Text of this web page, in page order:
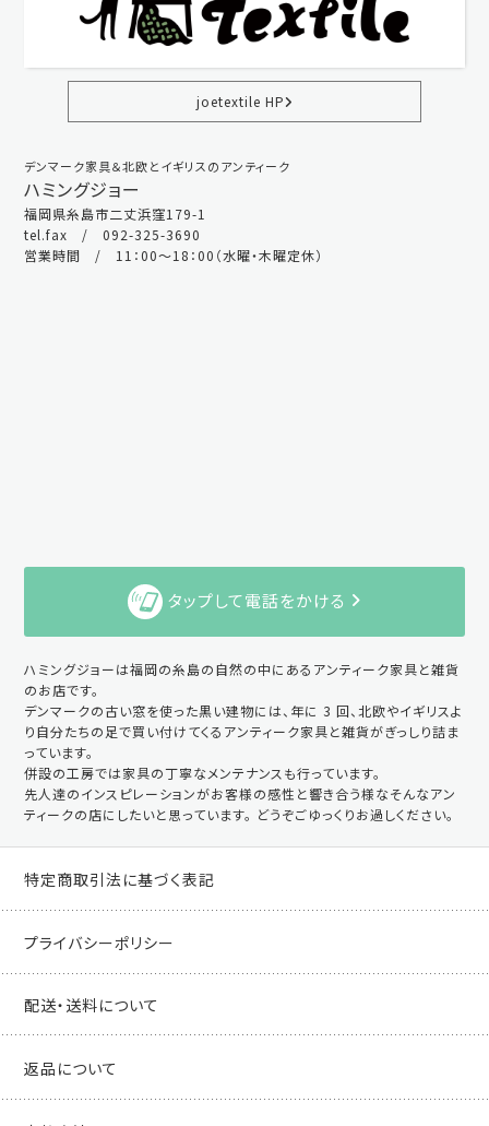
joetextile HP
デンマーク家具＆北欧とイギリスのアンティーク
ハミングジョー
福岡県糸島市二丈浜窪179-1
tel.fax / 092-325-3690
営業時間 / 11：00～18：00（水曜・木曜定休）
タップして電話をかける
ハミングジョーは福岡の糸島の自然の中にあるアンティーク家具と雑貨
のお店です。
デンマークの古い窓を使った黒い建物には、年に 3 回、北欧やイギリスよ
り自分たちの足で買い付けてくるアンティーク家具と雑貨がぎっしり詰ま
っています。
併設の工房では家具の丁寧なメンテナンスも行っています。
先人達のインスピレーションがお客様の感性と響き合う様なそんなアン
ティークの店にしたいと思っています。 どうぞごゆっくりお過しください。
特定商取引法に基づく表記
プライバシーポリシー
配送・送料について
返品について